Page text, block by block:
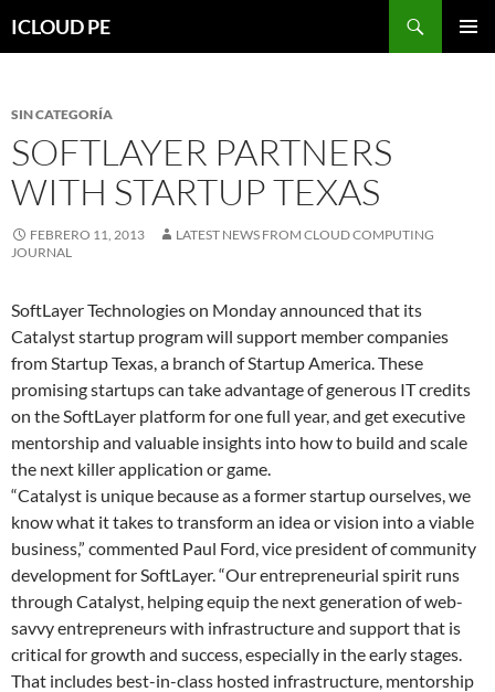
hacia
ICLOUD PE
SIN CATEGORÍA
SOFTLAYER PARTNERS
WITH STARTUP TEXAS
FEBRERO 11, 2013
LATEST NEWS FROM CLOUD COMPUTING
JOURNAL
SoftLayer Technologies on Monday announced that its
Catalyst startup program will support member companies
from Startup Texas, a branch of Startup America. These
promising startups can take advantage of generous IT credits
on the SoftLayer platform for one full year, and get executive
mentorship and valuable insights into how to build and scale
the next killer application or game.
“Catalyst is unique because as a former startup ourselves, we
know what it takes to transform an idea or vision into a viable
business,” commented Paul Ford, vice president of community
development for SoftLayer. “Our entrepreneurial spirit runs
through Catalyst, helping equip the next generation of web-
savvy entrepreneurs with infrastructure and support that is
critical for growth and success, especially in the early stages.
That includes best-in-class hosted infrastructure, mentorship